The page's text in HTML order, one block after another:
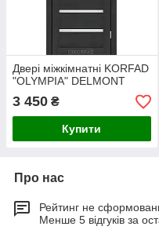
Двері міжкімнатні KORFAD
"OLYMPIA" DELMONT
3 450 ₴
Купити
Про нас
Рейтинг не
Менше 5 відгуків за